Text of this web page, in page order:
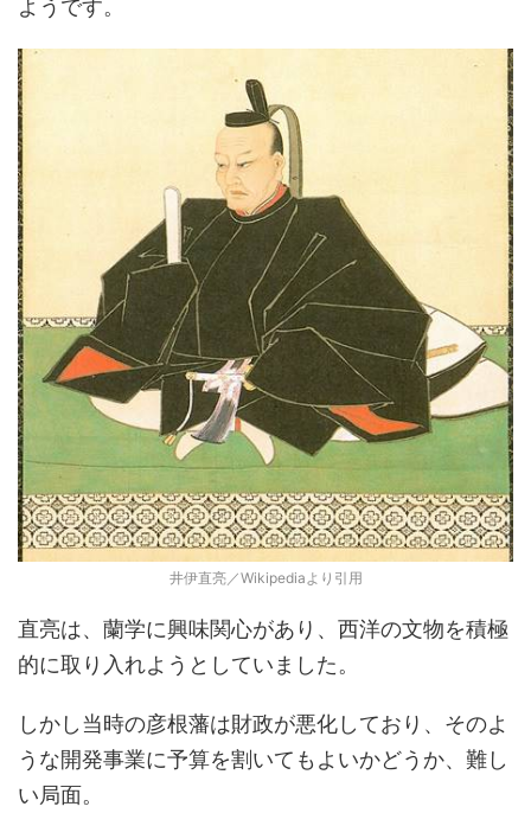
ようです。
井伊直亮／Wikipediaより引用
直亮は、蘭学に興味関心があり、西洋の文物を積極
的に取り入れようとしていました。
しかし当時の彦根藩は財政が悪化しており、そのよ
うな開発事業に予算を割いてもよいかどうか、難し
い局面。